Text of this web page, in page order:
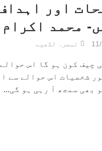
اور
محمد
تبصرہ لکھیے
چیف کون ہو گا اس
شخصیات اس حوالے سے
بھی سمجھ آ رہی ہو گی...